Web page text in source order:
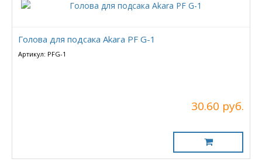
Голова для подсака Akara PF G-1
Артикул: PFG-1
30.60 руб.